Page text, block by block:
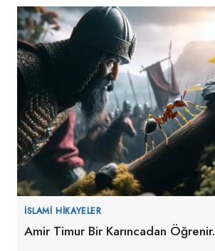
İSLAMI HIKAYELER
Amir Timur Bir Karıncadan Öğrenir.